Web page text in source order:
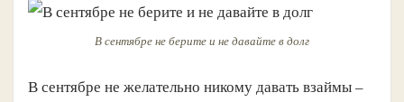
В сентябре не берите и не давайте в долг
В сентябре не желательно никому давать взаймы –